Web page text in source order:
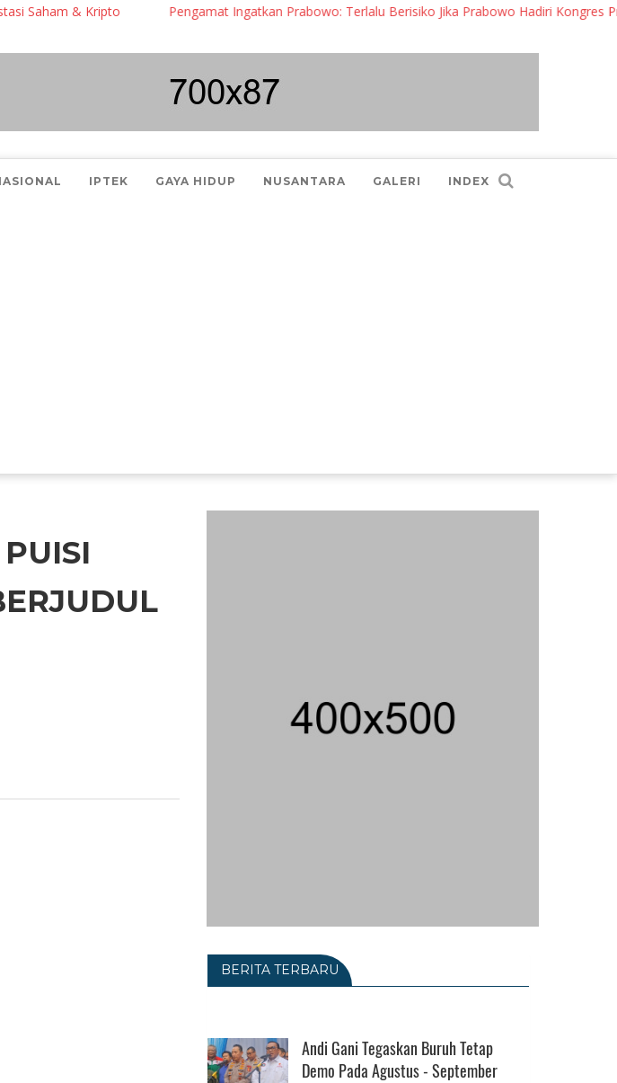
& Kripto Pengamat Ingatkan Prabowo: Terlalu Berisiko Jika Prabowo Hadiri Kongres Projo
IPTEK GAYA HIDUP NUSANTARA GALERI INDEX
BERITA TERBARU
Andi Gani Tegaskan Buruh Tetap
Demo Pada Agustus - September